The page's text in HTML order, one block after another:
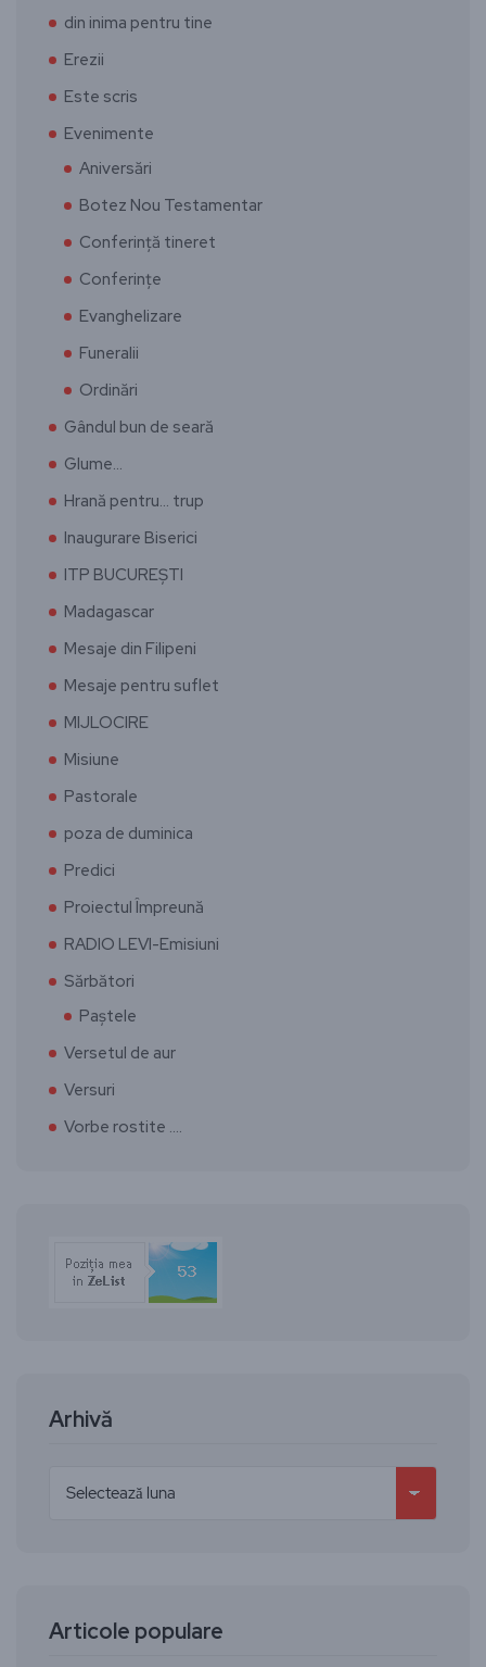
din inima pentru tine
Erezii
Este scris
Evenimente
Aniversări
Botez Nou Testamentar
Conferință tineret
Conferințe
Evanghelizare
Funeralii
Ordinări
Gândul bun de seară
Glume…
Hrană pentru… trup
Inaugurare Biserici
ITP BUCUREȘTI
Madagascar
Mesaje din Filipeni
Mesaje pentru suflet
MIJLOCIRE
Misiune
Pastorale
poza de duminica
Predici
Proiectul Împreună
RADIO LEVI-Emisiuni
Sărbători
Paștele
Versetul de aur
Versuri
Vorbe rostite ….
Arhivă
Articole populare